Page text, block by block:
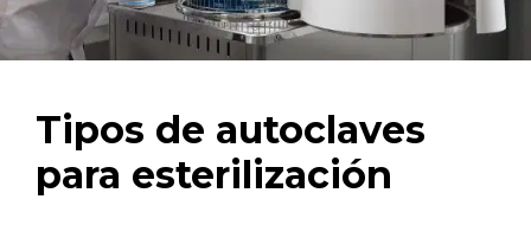
Contacto
Español
Tipos de autoclaves
para esterilización